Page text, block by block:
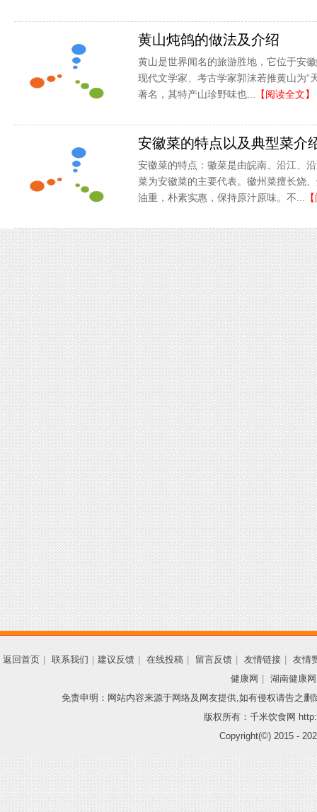
黄山炖鸽的做法及介绍
黄山是世界闻名的旅游胜地，它位于安
现代文学家、考古学家郭沫若推黄山为“
著名，其特产山珍野味也...
【阅读全文】
安徽菜的特点以及典型菜介
安徽菜的特点：徽菜是由皖南、沿江、
菜为安徽菜的主要代表。徽州菜擅长烧
油重，朴素实惠，保持原汁原味。不...
返回首页 联系我们 建议反馈 在线投稿 留言反馈 友情链接
友情
健康网
湖南健康网
免责申明：网站内容来源于网络及网友提供,如有侵权请告之
版权所有：千米饮食网
Copyright(©) 2015 -